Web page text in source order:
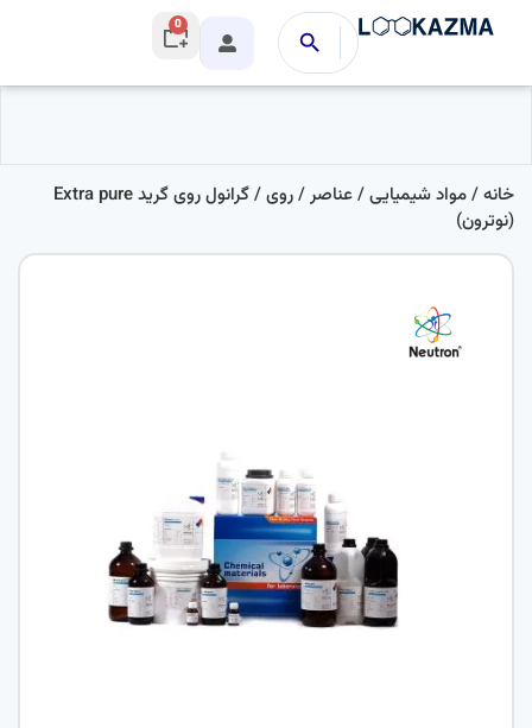
0
خانه/مواد شیمیایی/عناصر/روی
/ گرانول روی گرید Extra pure
(نوترون)